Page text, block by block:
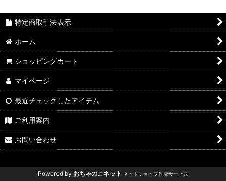
特定商取引法表示
ホーム
ショッピングカート
マイページ
最近チェックしたアイテム
ご利用案内
お問い合わせ
Powered by おちゃのこネット ネットショップ作成サービス